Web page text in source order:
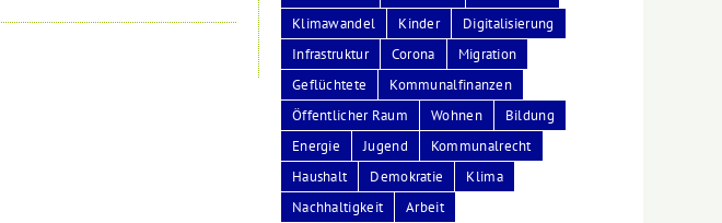
Klimawandel
Kinder
Digitalisierung
Infrastruktur
Corona
Migration
Geflüchtete
Kommunalfinanzen
Öffentlicher Raum
Wohnen
Bildung
Energie
Jugend
Kommunalrecht
Haushalt
Demokratie
Klima
Nachhaltigkeit
Arbeit